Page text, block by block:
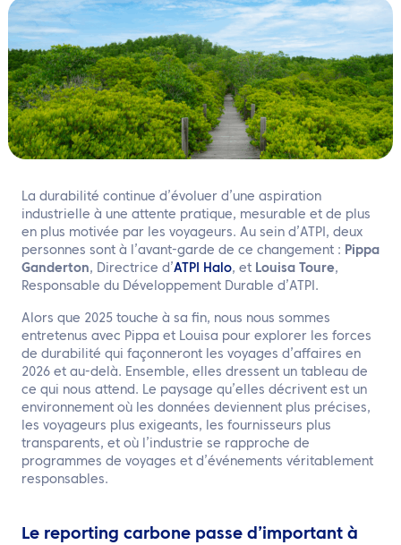
Développement durable
TravelHub Login
Rechercher
Contactez nous
FR
La durabilité continue d’évoluer d’une aspiration
industrielle à une attente pratique, mesurable et de plus
en plus motivée par les voyageurs. Au sein d’ATPI, deux
personnes sont à l’avant-garde de ce changement : Pippa
Ganderton, Directrice d’ATPI Halo, et Louisa Toure,
Responsable du Développement Durable d’ATPI.
Alors que 2025 touche à sa fin, nous nous sommes
entretenus avec Pippa et Louisa pour explorer les forces
de durabilité qui façonneront les voyages d’affaires en
2026 et au-delà. Ensemble, elles dressent un tableau de
ce qui nous attend. Le paysage qu’elles décrivent est un
environnement où les données deviennent plus précises,
les voyageurs plus exigeants, les fournisseurs plus
transparents, et où l’industrie se rapproche de
programmes de voyages et d’événements véritablement
responsables.
Le reporting carbone passe d’important à